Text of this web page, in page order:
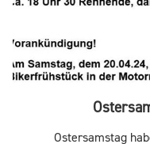
Ostersamstag